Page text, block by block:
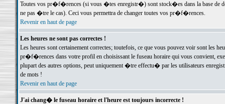
Toutes vos pr�f�rences (si vous �tes enregistr�) sont stock�es dans la base de
ne pas �tre le cas). Ceci vous permettra de changer toutes vos pr�f�rences.
Revenir en haut de page
Les heures ne sont pas correctes !
Les heures sont certainement correctes; toutefois, ce que vous pouvez voir sont
pr�f�rences dans votre profil en choisissant le fuseau horaire qui vous convient,
plupart des autres options, peut uniquement �tre effectu� par les utilisateurs
de mots !
Revenir en haut de page
J'ai chang� le fuseau horaire et l'heure est toujours incorrecte !